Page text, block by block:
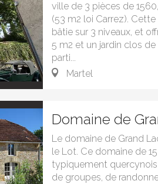
ville de 3 pièces de
(53 m2 loi Carrez).
bâtie sur 3 niveaux, et
5 m2 et un jardin clos
parti...
Martel
Domaine de
Le domaine de Grand
le Lot. Ce domaine de
typiquement quercynois
de groupes, de